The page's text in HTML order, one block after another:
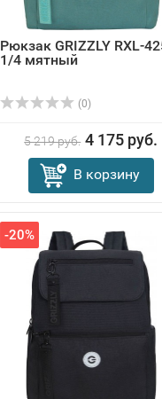
Рюкзак GRIZZLY RXL-
1/4 мятный
(0)
5 219 руб. 4 175 руб.
В корзину
-20%